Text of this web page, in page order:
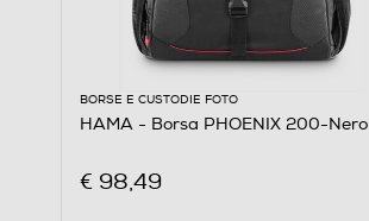
BORSE E CUSTODIE FOTO
HAMA - Borsa PHOENIX 200-Nero
€ 98,49